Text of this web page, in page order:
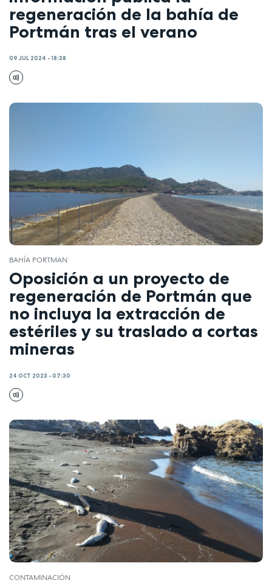
regeneración de la bahía de
Portmán tras el verano
09 JUL 2024 - 18:38
BAHÍA PORTMAN
Oposición a un proyecto de
regeneración de Portmán que
no incluya la extracción de
estériles y su traslado a cortas
mineras
24 OCT 2023 - 07:30
CONTAMINACIÓN